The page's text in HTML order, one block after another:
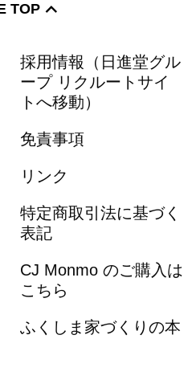
TOP
採用情報（日進堂グル
ープ リクルートサイ
トへ移動）
免責事項
リンク
特定商取引法に基づく
表記
CJ Monmo のご購入は
こちら
ふくしま家づくりの本